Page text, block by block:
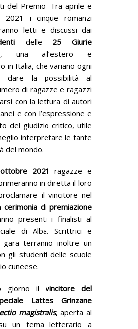
del Premio. Tra aprile e
2021 i cinque romanzi
letti e discussi dai
delle 25
Giurie
, una all’estero e
in Italia, che variano ogni
dare la possibilità al
di ragazze e ragazzi
con la lettura di autori
e con l’espressione e
del giudizio critico, utile
interpretare le tante
del mondo.
2021 ragazze e
in diretta il loro
il vincitore nel
cerimonia di premiazione
presenti i finalisti al
di Alba. Scrittrici e
terranno inoltre un
gli studenti delle scuole
cuneese.
giorno il vincitore del
Lattes Grinzane
magistralis, aperta al
un tema letterario a